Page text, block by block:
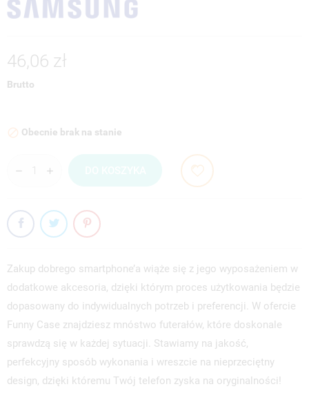
46,06 zł
Brutto
 Obecnie brak na stanie
Zakup dobrego smartphone’a wiąże się z jego wyposażeniem w
dodatkowe akcesoria, dzięki którym proces użytkowania będzie
dopasowany do indywidualnych potrzeb i preferencji. W ofercie
Funny Case znajdziesz mnóstwo futerałów, które doskonale
sprawdzą się w każdej sytuacji. Stawiamy na jakość,
perfekcyjny sposób wykonania i wreszcie na nieprzeciętny
design, dzięki któremu Twój telefon zyska na oryginalności!